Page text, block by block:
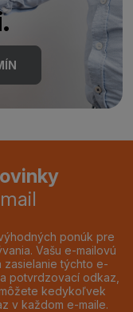
ponúk pre
Vašu e-mailovú
zasielanie týchto e-
potvrdzovací odkaz,
kedykoľvek
v každom e-maile.